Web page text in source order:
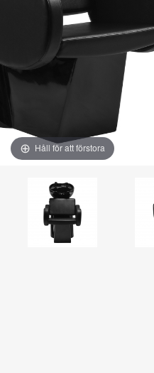
Håll för att förstora